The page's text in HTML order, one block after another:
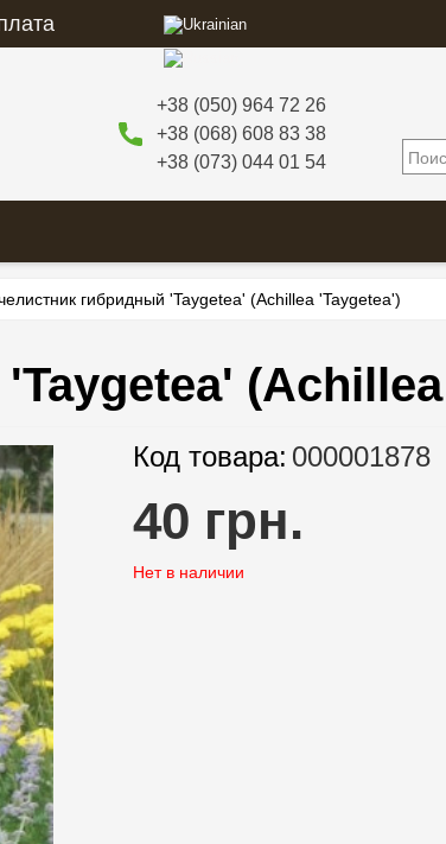
+38 (050) 964 72 26
+38 (068) 608 83 38
+38 (073) 044 01 54
гибридный 'Taygetea' (Achillea 'Taygetea')
Код товара: 000001878
40 грн.
Нет в наличии